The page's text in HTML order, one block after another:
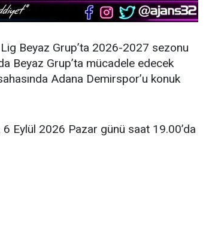
Beyaz Grup’ta 2026-2027 sezonu
Beyaz Grup’ta mücadele edecek
Adana Demirspor’u konuk
Eylül 2026 Pazar günü saat 19.00’da